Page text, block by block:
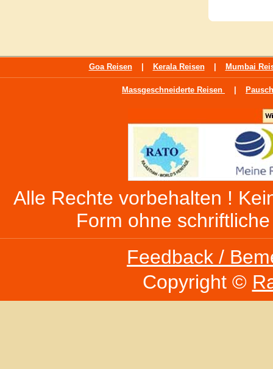
Goa Reisen Kerala Reisen Mumbai
Massgeschneiderte Reisen
Alle Rechte vorbehalten !
Form ohne
Feedback /
Copyright ©